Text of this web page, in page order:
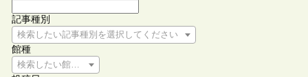
記事種別
検索したい記事種別を選択してください
館種
検索したい館種を選択してください